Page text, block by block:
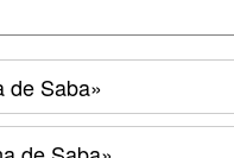
Saba»